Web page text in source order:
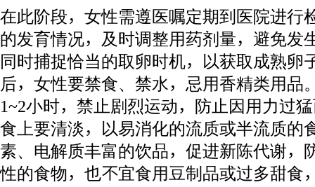
在此阶段，女性需遵医嘱定期到医院进行
的发育情况，及时调整用药剂量，避免发
同时捕捉恰当的取卵时机，以获取成熟卵
后，女性要禁食、禁水，忌用香精类用品
1~2小时，禁止剧烈运动，防止因用力过
食上要清淡，以易消化的流质或半流质的
素、电解质丰富的饮品，促进新陈代谢，
性的食物，也不宜食用豆制品或过多甜食